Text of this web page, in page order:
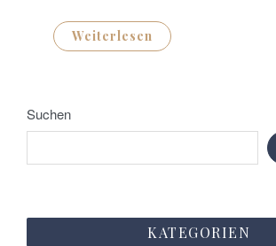
Weiterlesen
Suchen
KATEGORIEN